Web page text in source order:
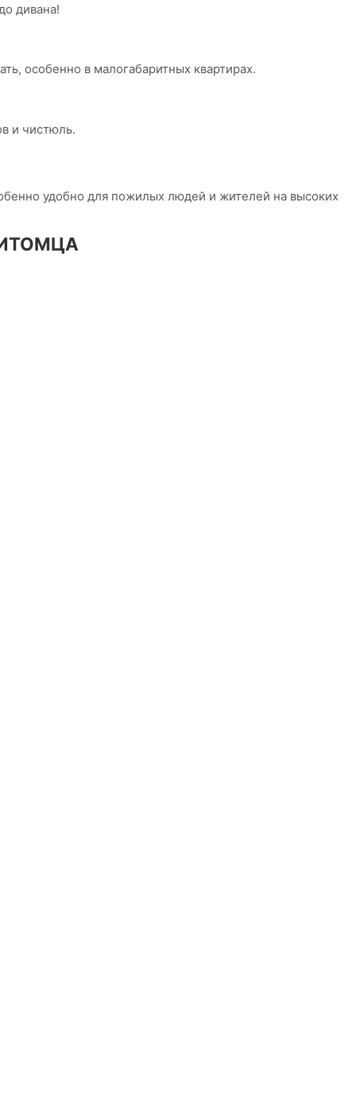
дивана!
особенно в малогабаритных квартирах.
и чистюль.
удобно для пожилых людей и жителей на высоких